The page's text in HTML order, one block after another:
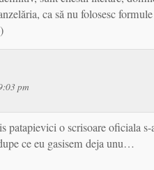
ca să nu folosesc
pm
patapievici o scrisoare oficiala
ce eu gasisem deja unu…